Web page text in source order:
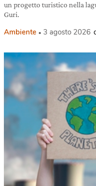
un progetto turistico nella
Guri.
Ambiente 3 agosto 2026